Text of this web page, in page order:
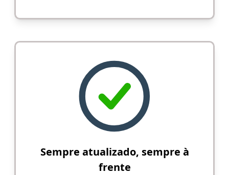
Sempre atualizado, sempre à
frente